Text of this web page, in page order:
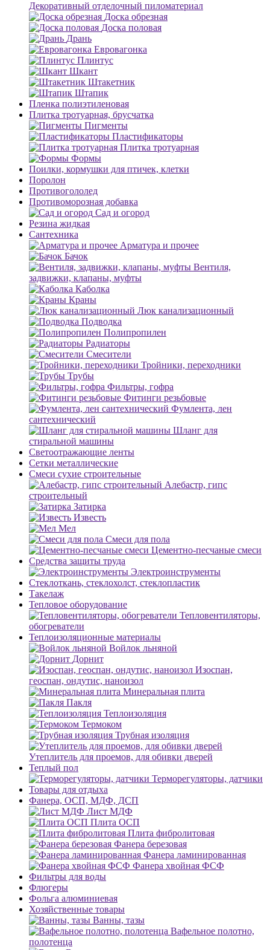
Декоративный отделочный пиломатериал
Доска обрезная
Доска половая
Дрань
Евровагонка
Плинтус
Шкант
Штакетник
Штапик
Пленка полиэтиленовая
Плитка тротуарная, брусчатка
Пигменты
Пластификаторы
Плитка тротуарная
Формы
Поилки, кормушки для птичек, клетки
Поролон
Противогололед
Противоморозная добавка
Сад и огород
Резина жидкая
Сантехника
Арматура и прочее
Бачок
Вентиля,
задвижки, клапаны, муфты
Каболка
Краны
Люк канализационный
Подводка
Полипропилен
Радиаторы
Смесители
Тройники, переходники
Трубы
Фильтры, гофра
Фитинги резьбовые
Фумлента, лен
сантехнический
Шланг для
стиральной машины
Светоотражающие ленты
Сетки металлические
Смеси сухие строительные
Алебастр, гипс
строительный
Затирка
Известь
Мел
Смеси для пола
Цементно-песчаные смеси
Средства защиты труда
Электроинструменты
Стеклоткань, стеклохолст, стеклопластик
Такелаж
Тепловое оборудование
Тепловентиляторы,
обогреватели
Теплоизоляционные материалы
Войлок льняной
Дорнит
Изоспан,
геоспан, ондутис, наноизол
Минеральная плита
Пакля
Теплоизоляция
Термоком
Трубная изоляция
Утеплитель для проемов, для обивки дверей
Теплый пол
Терморегуляторы, датчики
Товары для отдыха
Фанера, ОСП, МДФ, ДСП
Лист МДФ
Плита ОСП
Плита фибролитовая
Фанера березовая
Фанера ламинированная
Фанера хвойная ФСФ
Фильтры для воды
Флюгеры
Фольга алюминиевая
Хозяйственные товары
Ванны, тазы
Вафельное полотно,
полотенца